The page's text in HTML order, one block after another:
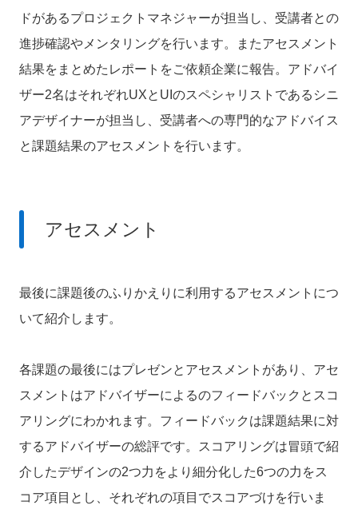
ドがあるプロジェクトマネジャーが担当し、受講者との
進捗確認やメンタリングを行います。またアセスメント
結果をまとめたレポートをご依頼企業に報告。アドバイ
ザー2名はそれぞれUXとUIのスペシャリストであるシニ
アデザイナーが担当し、受講者への専門的なアドバイス
と課題結果のアセスメントを行います。
アセスメント
最後に課題後のふりかえりに利用するアセスメントにつ
いて紹介します。
各課題の最後にはプレゼンとアセスメントがあり、アセ
スメントはアドバイザーによるのフィードバックとスコ
アリングにわかれます。 フィードバックは課題結果に対
するアドバイザーの総評です。
スコアリングは冒頭で紹
介したデザインの2つ力をより細分化した6つの力をス
コア項目とし、それぞれの項目でスコアづけを行いま